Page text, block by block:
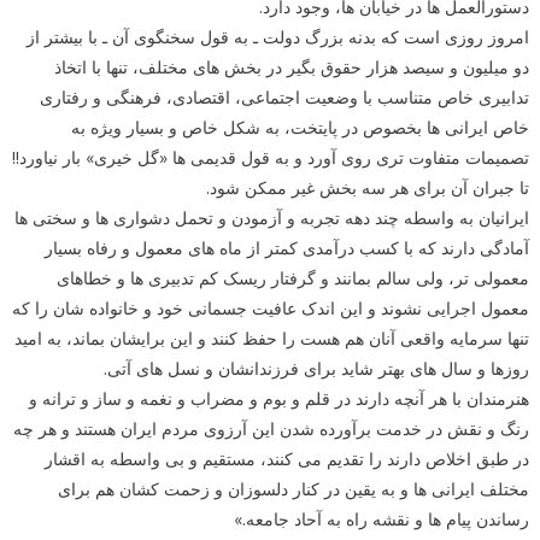
دستورالعمل ها در خیابان ها، وجود دارد.
امروز روزی است که بدنه بزرگ دولت ـ به قول سخنگوی آن ـ با بیشتر از
دو میلیون و سیصد هزار حقوق بگیر در بخش های مختلف، تنها با اتخاذ
تدابیری خاص متناسب با وضعیت اجتماعی، اقتصادی، فرهنگی و رفتاری
خاص ایرانی ها بخصوص در پایتخت، به شکل خاص و بسیار ویژه به
تصمیمات متفاوت تری روی آورد و به قول قدیمی ها «گل خیری» بار نیاورد!!
تا جبران آن برای هر سه بخش غیر ممکن شود.
ایرانیان به واسطه چند دهه تجربه و آزمودن و تحمل دشواری ها و سختی ها
آمادگی دارند که با کسب درآمدی کمتر از ماه های معمول و رفاه بسیار
معمولی تر، ولی سالم بمانند و گرفتار ریسک کم تدبیری ها و خطاهای
معمول اجرایی نشوند و این اندک عافیت جسمانی خود و خانواده شان را که
تنها سرمایه واقعی آنان هم هست را حفظ کنند و این برایشان بماند، به امید
روزها و سال های بهتر شاید برای فرزندانشان و نسل های آتی.
هنرمندان با هر آنچه دارند در قلم و بوم و مضراب و نغمه و ساز و ترانه و
رنگ و نقش در خدمت برآورده شدن این آرزوی مردم ایران هستند و هر چه
در طبق اخلاص دارند را تقدیم می کنند، مستقیم و بی واسطه به اقشار
مختلف ایرانی ها و به یقین در کنار دلسوزان و زحمت کشان هم برای
رساندن پیام ها و نقشه راه به آحاد جامعه.»